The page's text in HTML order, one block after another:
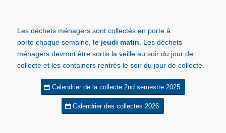
Les déchets ménagers sont collectésen porte à
porte chaque semaine, le jeudi matin
Les déchets
ménagers devront être sortis la veille au soir du jour de
collecte et les containers rentrés le soir du jour de collecte.
Calendrier de la collecte 2nd semestre 2025
Calendrier des collectes 2026